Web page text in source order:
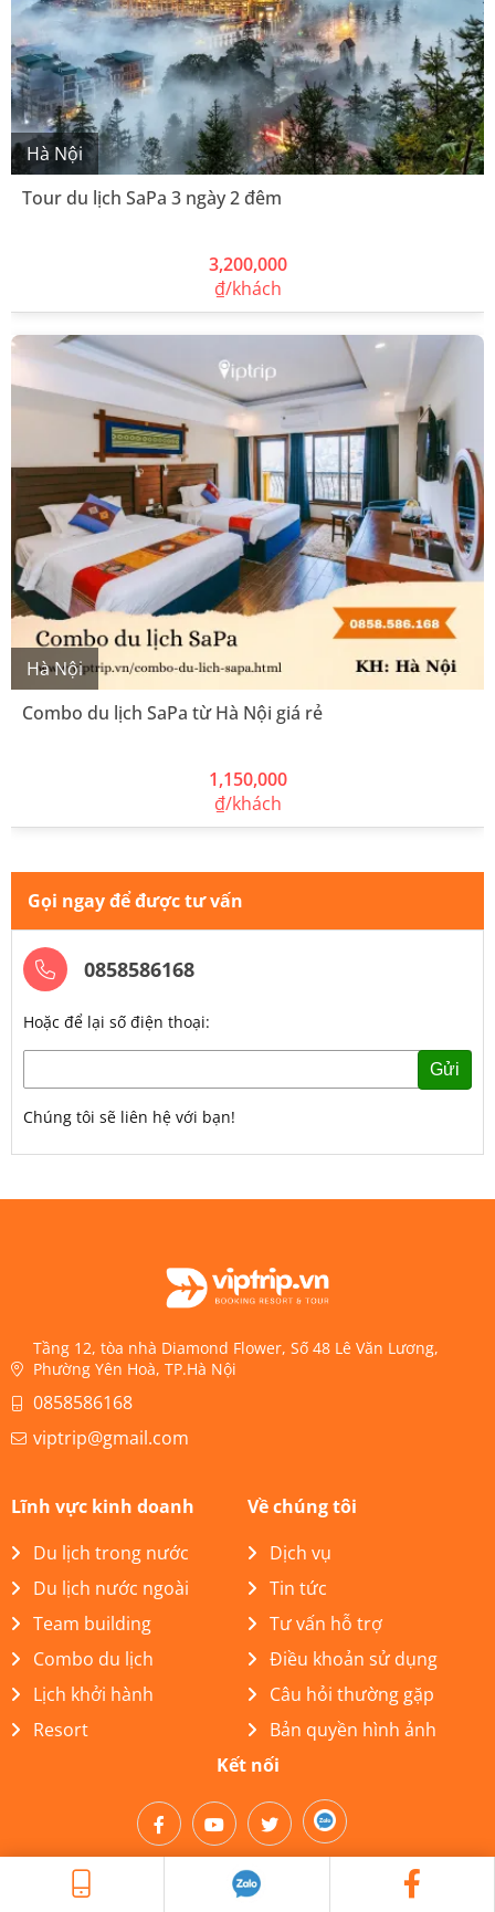
Hà Nội
Tour du lịch SaPa 3 ngày 2 đêm
3,200,000
₫/khách
Hà Nội
Combo du lịch SaPa từ Hà Nội giá rẻ
1,150,000
₫/khách
Gọi ngay để được tư vấn
0858586168
Hoặc để lại số điện thoại:
Gửi
Chúng tôi sẽ liên hệ với bạn!
Tầng 12, tòa nhà Diamond Flower, Số 48 Lê Văn Lương,
Phường Yên Hoà, TP.Hà Nội
0858586168
viptrip@gmail.com
Lĩnh vực kinh doanh
Du lịch trong nước
Du lịch nước ngoài
Team building
Combo du lịch
Lịch khởi hành
Resort
Về chúng tôi
Dịch vụ
Tin tức
Tư vấn hỗ trợ
Điều khoản sử dụng
Câu hỏi thường gặp
Bản quyền hình ảnh
Kết nối